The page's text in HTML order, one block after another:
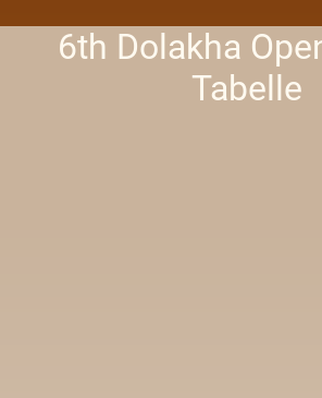
6th Dolakha
Tabelle